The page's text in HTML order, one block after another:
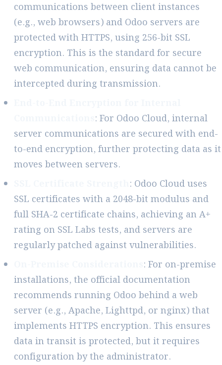
communications between client instances
(e.g., web browsers) and Odoo servers are
protected with HTTPS, using 256-bit SSL
encryption. This is the standard for secure
web communication, ensuring data cannot be
intercepted during transmission.
: For Odoo Cloud, internal
server communications are secured with end-
to-end encryption, further protecting data as it
moves between servers.
: Odoo Cloud uses
SSL certificates with a 2048-bit modulus and
full SHA-2 certificate chains, achieving an A+
rating on SSL Labs tests, and servers are
regularly patched against vulnerabilities.
: For on-premise
installations, the official documentation
recommends running Odoo behind a web
server (e.g., Apache, Lighttpd, or nginx) that
implements HTTPS encryption. This ensures
data in transit is protected, but it requires
configuration by the administrator.